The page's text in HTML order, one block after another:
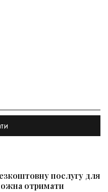
послугу для
отримати